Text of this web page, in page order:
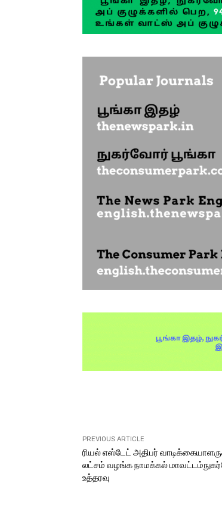
PREVIOUS ARTICLE
ரியல் எஸ்டேட் அதிபர்
லட்சம் வழங்க நாமக்கல்
உத்தரவு